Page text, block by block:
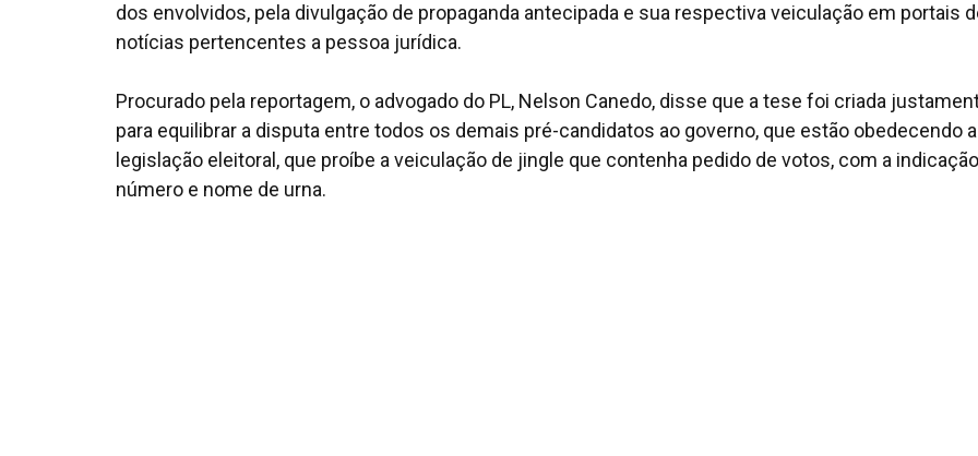
dos envolvidos, pela divulgação de propaganda antecipada e sua respectiva veiculação em portais
notícias pertencentes a pessoa jurídica.
Procurado pela reportagem, o advogado do PL, Nelson Canedo, disse que a tese foi criada
para equilibrar a disputa entre todos os demais pré-candidatos ao governo, que estão obedecendo a
legislação eleitoral, que proíbe a veiculação de jingle que contenha pedido de votos, com a
número e nome de urna.